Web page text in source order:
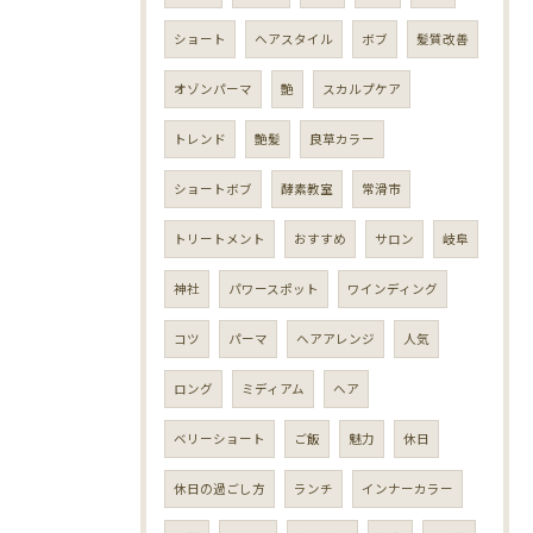
ショート ヘアスタイル ボブ 髪質改善
オゾンパーマ 艶 スカルプケア
トレンド 艶髪 良草カラー
ショートボブ 酵素教室 常滑市
トリートメント おすすめ サロン 岐阜
神社 パワースポット ワインディング
コツ パーマ ヘアアレンジ 人気
ロング ミディアム ヘア
ベリーショート ご飯 魅力 休日
休日の過ごし方 ランチ インナーカラー